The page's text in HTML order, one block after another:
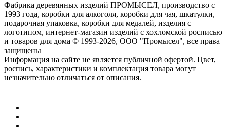
Фабрика деревянных изделий ПРОМЫСЕЛ, производство с
1993 года, коробки для алкоголя, коробки для чая, шкатулки,
подарочная упаковка, коробки для медалей, изделия с
логотипом, интернет-магазин изделий с хохломской росписью
и товаров для дома © 1993-2026, ООО "Промысел", все права
защищены
Информация на сайте не является публичной офертой. Цвет,
роспись, характеристики и комплектация товара могут
незначительно отличаться от описания.